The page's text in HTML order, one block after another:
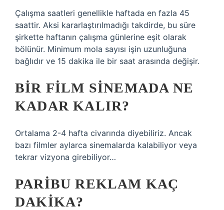
Çalışma saatleri genellikle haftada en fazla 45
saattir. Aksi kararlaştırılmadığı takdirde, bu süre
şirkette haftanın çalışma günlerine eşit olarak
bölünür. Minimum mola sayısı işin uzunluğuna
bağlıdır ve 15 dakika ile bir saat arasında değişir.
BIR FILM SINEMADA NE
KADAR KALIR?
Ortalama 2-4 hafta civarında diyebiliriz. Ancak
bazı filmler aylarca sinemalarda kalabiliyor veya
tekrar vizyona girebiliyor…
PARIBU REKLAM KAÇ
DAKIKA?